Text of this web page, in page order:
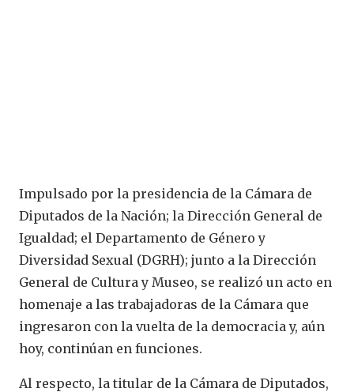
Impulsado por la presidencia de la Cámara de
Diputados de la Nación; la Dirección General de
Igualdad; el Departamento de Género y
Diversidad Sexual (DGRH); junto a la Dirección
General de Cultura y Museo, se realizó un acto en
homenaje a las trabajadoras de la Cámara que
ingresaron con la vuelta de la democracia y, aún
hoy, continúan en funciones.
Al respecto, la titular de la Cámara de Diputados,